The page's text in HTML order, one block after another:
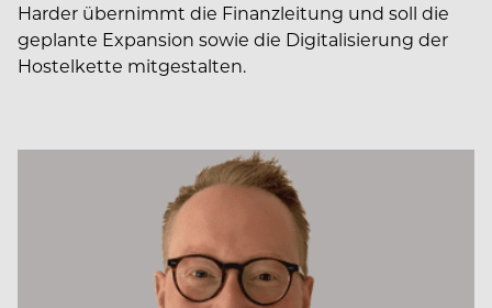
Harder übernimmt die Finanzleitung und soll die
geplante Expansion sowie die Digitalisierung der
Hostelkette mitgestalten.